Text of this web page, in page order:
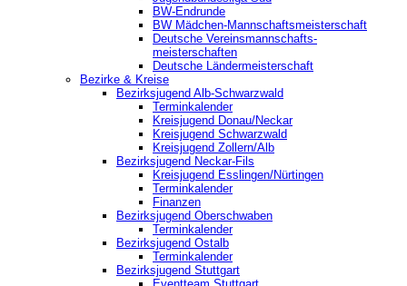
BW-Endrunde
BW Mädchen-Mannschaftsmeisterschaft
Deutsche Vereinsmannschafts-
meisterschaften
Deutsche Ländermeisterschaft
Bezirke & Kreise
Bezirksjugend Alb-Schwarzwald
Terminkalender
Kreisjugend Donau/Neckar
Kreisjugend Schwarzwald
Kreisjugend Zollern/Alb
Bezirksjugend Neckar-Fils
Kreisjugend ‎Esslingen/Nürtingen
Terminkalender
Finanzen
Bezirksjugend Oberschwaben
Terminkalender
Bezirksjugend Ostalb
Terminkalender
Bezirksjugend Stuttgart